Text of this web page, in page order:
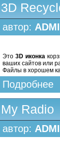
3D
автор:
Это 3D иконка
ваших сайтов или
Файлы в хорошем
Подробнее
My Radio
автор: